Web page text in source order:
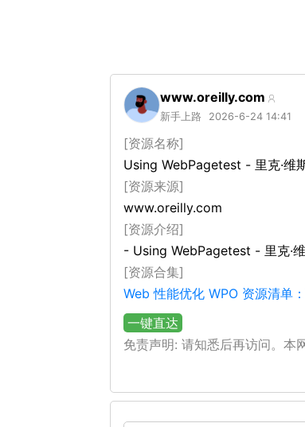
www.oreilly.com
新手上路 2026-6-24 14:41
[资源名称]
Using WebPagetest - 里克·维
[资源来源]
www.oreilly.com
[资源介绍]
- Using WebPagetest - 里克·维
[资源合集]
Web 性能优化 WPO 资源清单
一键直达
免责声明: 请知悉后再访问。本